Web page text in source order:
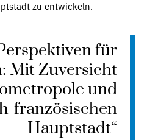
zu entwickeln.
für
Mit Zuversicht
und
französischen
Hauptstadt“